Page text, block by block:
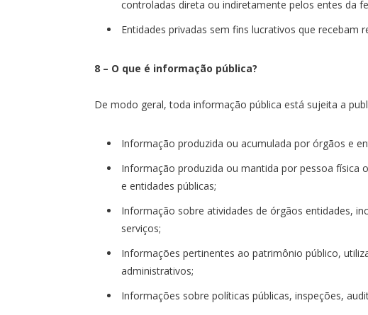
controladas direta ou indiretamente pelos entes da
Entidades privadas sem fins lucrativos que recebam
8 – O que é informação pública?
De modo geral, toda informação pública está sujeita a
Informação produzida ou acumulada por órgãos e
Informação produzida ou mantida por pessoa física
e entidades públicas;
Informação sobre atividades de órgãos entidades,
serviços;
Informações pertinentes ao patrimônio público,
administrativos;
Informações sobre políticas públicas, inspeções,